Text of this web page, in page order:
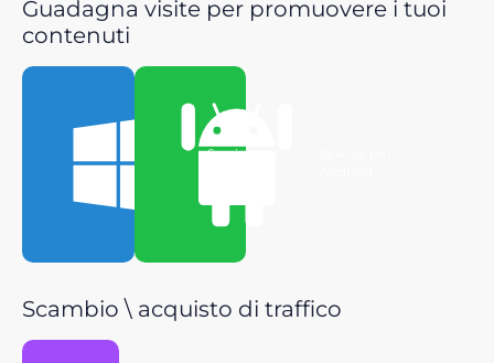
Guadagna visite per promuovere i tuoi
contenuti
Scarica per
Scambio \ acquisto di traffico